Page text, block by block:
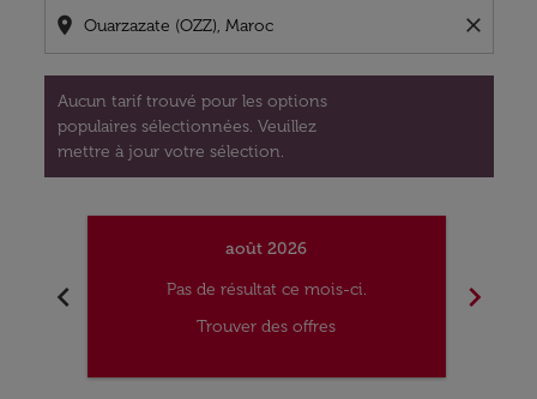
location_on close
Aucun tarif trouvé pour les options
populaires sélectionnées. Veuillez
mettre à jour votre sélection.
chevron_left
août 2026
Pas de résultat ce mois-ci.
Trouver des offres
chevron_right